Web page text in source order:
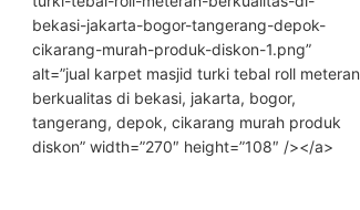
bekasi-jakarta-bogor-tangerang-depok-
cikarang-murah-produk-diskon-1.png”
alt=”jual karpet masjid turki tebal roll meteran
berkualitas di bekasi, jakarta, bogor,
tangerang, depok, cikarang murah produk
diskon” width=”270″ height=”108″ /></a>